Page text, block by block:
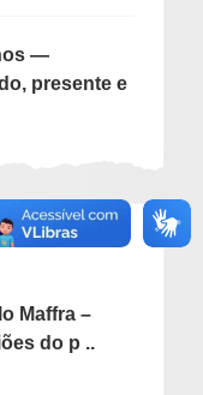
—
presente e
Maffra –
do p ..